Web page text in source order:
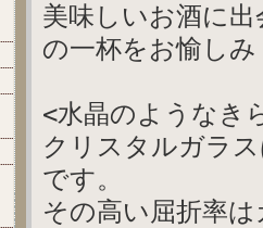
美味しいお酒に
の一杯をお愉し
<水晶のようなき
クリスタルガラ
です。
その高い屈折率